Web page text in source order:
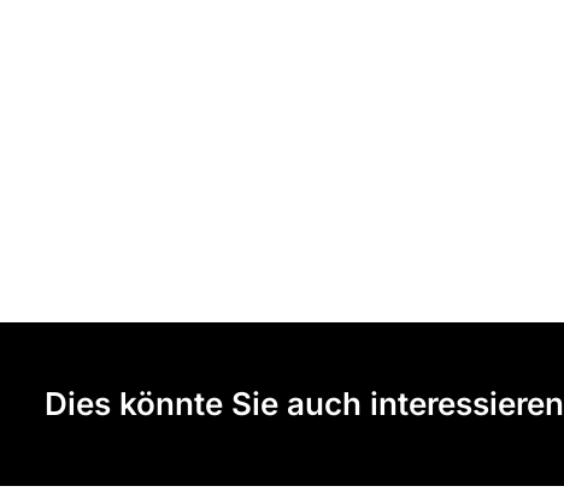
Dies könnte Sie auch interessieren